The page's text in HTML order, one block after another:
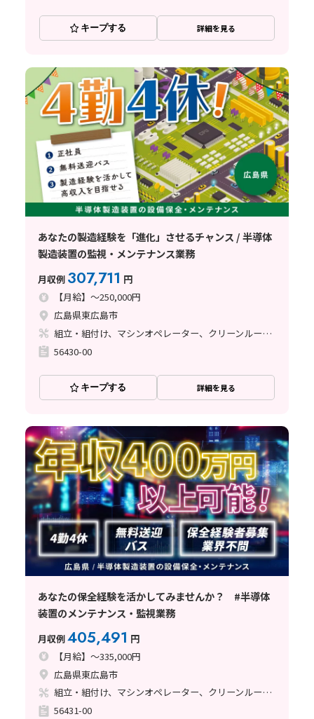
キープする 詳細を見る
あなたの製造経験を「進化」させるチャンス / 半導体
製造装置の監視・メンテナンス業務
月収例 307,711 円
【月給】～250,000円
広島県東広島市
組立・組付け、マシンオペレーター、クリーンルーム、清掃・洗浄、メンテナンス・保全
56430-00
キープする 詳細を見る
あなたの保全経験を活かしてみませんか？ #半導体
装置のメンテナンス・監視業務
月収例405,491 円
【月給】～335,000円
広島県東広島市
組立・組付け、マシンオペレーター、クリーンルーム、清掃・洗浄、メンテナンス・保全
56431-00